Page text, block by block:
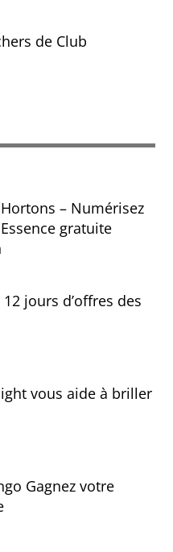
de Club
– Numérisez
gratuite
jours d’offres des
vous aide à briller
Gagnez votre